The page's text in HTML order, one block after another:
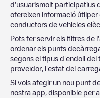
d'usuarismolt participatius
ofereixen informació útilper
conductors de vehicles
Pots fer servir els filtres de
ordenar els punts
segons el tipus d'endoll del
proveïdor, l'estat del
Si vols afegir un nou punt
nostra app, disponible per